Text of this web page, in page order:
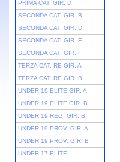
PRIMA CAT. GIR. D
SECONDA CAT. GIR. B
SECONDA CAT. GIR. D
SECONDA CAT. GIR. E
SECONDA CAT. GIR. F
TERZA CAT. RE GIR. A
TERZA CAT. RE GIR. B
UNDER 19 ELITE GIR. A
UNDER 19 ELITE GIR. B
UNDER 19 REG. GIR. B
UNDER 19 PROV. GIR. A
UNDER 19 PROV. GIR. B
UNDER 17 ELITE